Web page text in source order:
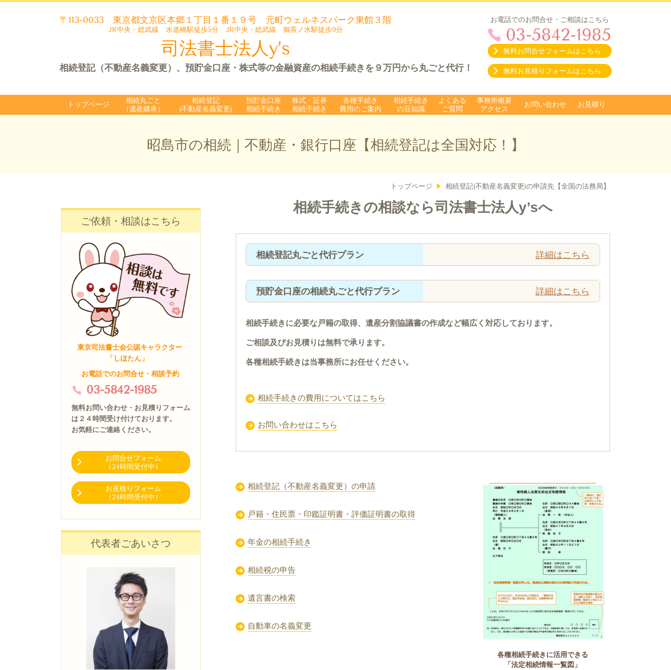
〒113-0033 東京都文京区本郷１丁目１番１９号 元町ウェルネスパーク東館３階
JR中央・総武線 水道橋駅徒歩5分 JR中央・総武線 御茶ノ水駅徒歩9分
司法書士法人y’s
相続登記（不動産名義変更）、預貯金口座・株式等の金融資産の相続手続きを９万円から丸ごと代行！
お電話でのお問合せ・ご相談はこちら
03-5842-1985
無料お問合せフォームはこちら
無料お見積りフォームはこちら
トップページ
相続丸ごと
（遺産継承）
相続登記
(不動産名義変更)
預貯金口座
相続手続き
株式・証券
相続手続き
各種手続き
費用のご案内
相続手続き
の豆知識
よくある
ご質問
事務所概要
アクセス
お問い合わせ お見積り
昭島市の相続｜不動産・銀行口座【相続登記は全国対応！】
トップページ 相続登記(不動産名義変更)の申請先【全国の法務局】
相続手続きの相談なら司法書士法人y’sへ
相続登記丸ごと代行プラン 詳細はこちら
預貯金口座の相続丸ごと代行プラン 詳細はこちら
相続手続きに必要な戸籍の取得、遺産分割協議書の作成など幅広く対応しております。
ご相談及びお見積りは無料で承ります。
各種相続手続きは当事務所にお任せください。
相続手続きの費用についてはこちら
お問い合わせはこちら
各種相続手続きに活用できる
「法定相続情報一覧図」
相続登記（不動産名義変更）の申請
戸籍・住民票・印鑑証明書・評価証明書の取得
年金の相続手続き
相続税の申告
遺言書の検索
自動車の名義変更
ご依頼・相談はこちら
東京司法書士会公認キャラクター
「しほたん」
お電話でのお問合せ・相談予約
03-5842-1985
無料お問い合わせ・お見積りフォーム
は２４時間受け付けております。
お気軽にご連絡ください。
お問合せフォーム
（24時間受付中）
お見積りフォーム
（24時間受付中）
代表者ごあいさつ